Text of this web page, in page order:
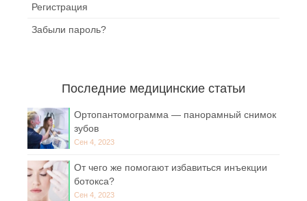
Регистрация
Забыли пароль?
Последние медицинские статьи
Ортопантомограмма — панорамный снимок
зубов
Сен 4, 2023
От чего же помогают избавиться инъекции
ботокса?
Сен 4, 2023